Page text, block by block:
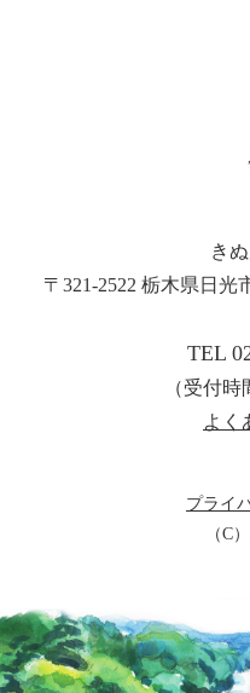
き
〒321-2522 栃木県日光
TEL
（受付時
よく
プライ
（C